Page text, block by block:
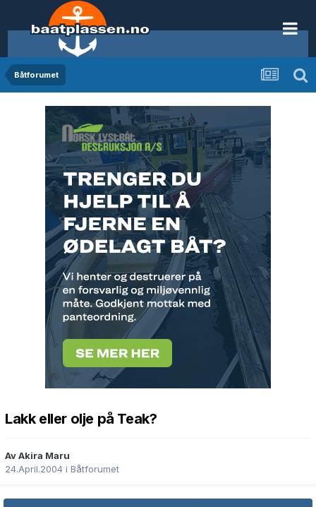
Båtforumet
Lakk eller olje på Teak?
Av Akira Maru
24.April.2004 i Båtforumet